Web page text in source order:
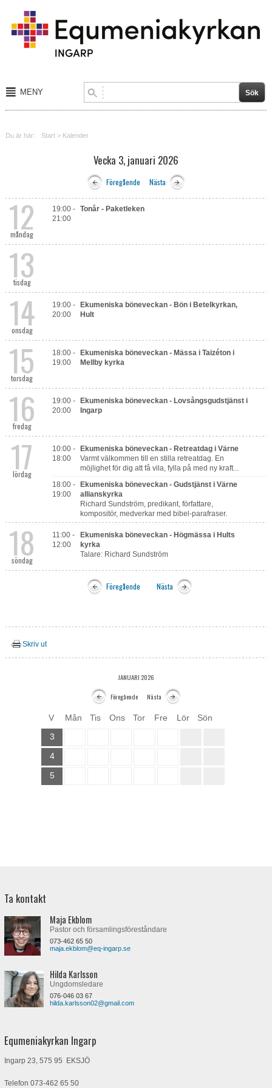
MENY
Sång och musik
Aktiviteter
Kalender
Blogg
Om oss
Kontakt
Du är här: Start> Kalender
Vecka 3, januari 2026
Föregående Nästa
12
måndag
19:00 -
21:00
Tonår - Paketleken
13
tisdag
14
onsdag
19:00 -
20:00
Ekumeniska böneveckan - Bön i Betelkyrkan,
Hult
15
torsdag
18:00 -
19:00
Ekumeniska böneveckan - Mässa i Taizéton i
Mellby kyrka
16
fredag
19:00 -
20:00
Ekumeniska böneveckan - Lovsångsgudstjänst i
Ingarp
17
lördag
10:00 -
18:00
Ekumeniska böneveckan - Retreatdag i Värne
Varmt välkommen till en stilla retreatdag. En
möjlighet för dig att få vila, fylla på med ny kraft...
18:00 -
19:00
Ekumeniska böneveckan - Gudstjänst i Värne
allianskyrka
Richard Sundström, predikant, författare,
kompositör, medverkar med bibel-parafraser.
18
söndag
11:00 -
12:00
Ekumeniska böneveckan - Högmässa i Hults
kyrka
Talare: Richard Sundström
Föregående Nästa
Skriv ut
JANUARI 2026
Föregående
Nästa
V Mån Tis Ons Tor Fre Lör
Sön
3
4
5
Ta kontakt
Maja Ekblom
Pastor och församlingsföreståndare
073-462 65 50
maja.ekblom@eq-ingarp.se
Hilda Karlsson
Ungdomsledare
076-046 03 67
hilda.karlsson02@gmail.com
Equmeniakyrkan Ingarp
Ingarp 23, 575 95 EKSJÖ
Telefon 073-462 65 50